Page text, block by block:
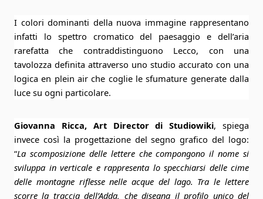
I colori dominanti della nuova immagine rappresentano
infatti lo spettro cromatico del paesaggio e dell’aria
rarefatta che contraddistinguono Lecco, con una
tavolozza definita attraverso uno studio accurato con una
logica en plein air che coglie le sfumature generate dalla
luce su ogni particolare.
Giovanna Ricca, Art Director di Studiowiki, spiega
invece così la progettazione del segno grafico del logo:
“La scomposizione delle lettere che compongono il nome si
sviluppa in verticale e rappresenta lo specchiarsi delle cime
delle montagne riflesse nelle acque del lago. Tra le lettere
scorre la traccia dell’Adda, che disegna il profilo unico del